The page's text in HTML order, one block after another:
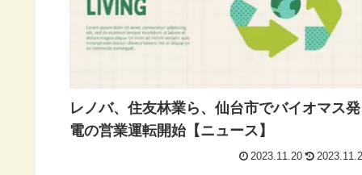
レノバ、住友林業ら、仙台市でバイオマス発
電の営業運転開始【ニュース】
2023.11.20